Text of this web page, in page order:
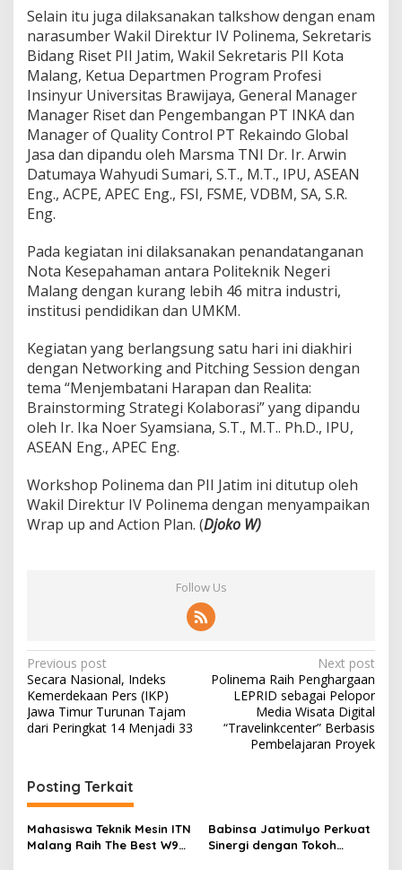
s
t
t
u
s
i
P
e
n
d
i
a
n
d
a
M
K
M
Selain itu juga dilaksanakan talkshow dengan enam
narasumber Wakil Direktur IV Polinema, Sekretaris
Bidang Riset PII Jatim, Wakil Sekretaris PII Kota
Malang, Ketua Departmen Program Profesi
Insinyur Universitas Brawijaya, General Manager
Manager Riset dan Pengembangan PT INKA dan
Manager of Quality Control PT Rekaindo Global
Jasa dan dipandu oleh Marsma TNI Dr. Ir. Arwin
Datumaya Wahyudi Sumari, S.T., M.T., IPU, ASEAN
Eng., ACPE, APEC Eng., FSI, FSME, VDBM, SA, S.R.
Eng.
Pada kegiatan ini dilaksanakan penandatanganan
Nota Kesepahaman antara Politeknik Negeri
Malang dengan kurang lebih 46 mitra industri,
institusi pendidikan dan UMKM.
Kegiatan yang berlangsung satu hari ini diakhiri
dengan Networking and Pitching Session dengan
tema “Menjembatani Harapan dan Realita:
Brainstorming Strategi Kolaborasi” yang dipandu
oleh Ir. Ika Noer Syamsiana, S.T., M.T.. Ph.D., IPU,
ASEAN Eng., APEC Eng.
Workshop Polinema dan PII Jatim ini ditutup oleh
Wakil Direktur IV Polinema dengan menyampaikan
Wrap up and Action Plan. (Djoko W)
Follow Us
P
o
s
t
a
v
i
Previous post
Secara Nasional, Indeks
Kemerdekaan Pers (IKP)
Jawa Timur Turunan Tajam
dari Peringkat 14 Menjadi 33
Next post
Polinema Raih Penghargaan
LEPRID sebagai Pelopor
Media Wisata Digital
“Travelinkcenter” Berbasis
Pembelajaran Proyek
Posting Terkait
Mahasiswa Teknik Mesin ITN
Malang Raih The Best W9
Babinsa Jatimulyo Perkuat
Sinergi dengan Tokoh